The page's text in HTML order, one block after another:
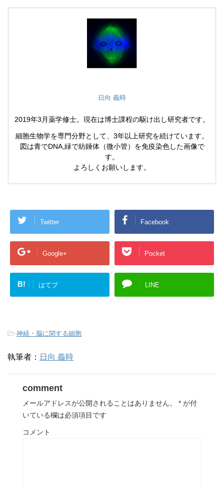
日向 義時
2019年3月薬学修士。現在は博士課程の駆け出し研究者です。
細胞生物学を専門分野として、3年以上研究を続けています。
図は青でDNA,緑で紡錘体（微小管）を免疫染色した画像で
す。
よろしくお願いします。
Twitter Facebook
Google+ Pocket
B! はてブ LINE
-神経・脳に関する細胞
執筆者： 日向 義時
comment
メールアドレスが公開されることはありません。 * が付
いている欄は必須項目です
コメント